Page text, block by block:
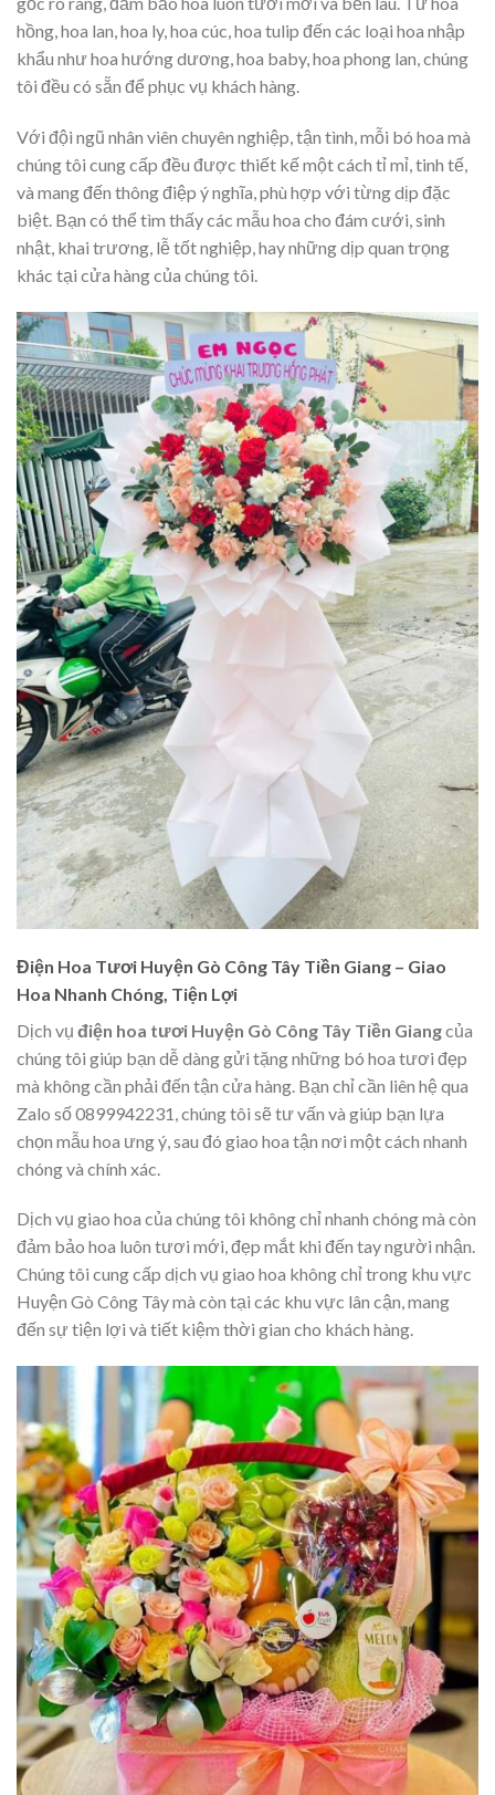
hồng, hoa lan, hoa ly, hoa cúc, hoa tulip đến các loại hoa nhập
khẩu như hoa hướng dương, hoa baby, hoa phong lan, chúng
tôi đều có sẵn để phục vụ khách hàng.
Với đội ngũ nhân viên chuyên nghiệp, tận tình, mỗi bó hoa mà
chúng tôi cung cấp đều được thiết kế một cách tỉ mỉ, tinh tế,
và mang đến thông điệp ý nghĩa, phù hợp với từng dịp đặc
biệt. Bạn có thể tìm thấy các mẫu hoa cho đám cưới, sinh
nhật, khai trương, lễ tốt nghiệp, hay những dịp quan trọng
khác tại cửa hàng của chúng tôi.
Điện Hoa Tươi Huyện Gò Công Tây Tiền Giang – Giao
Hoa Nhanh Chóng, Tiện Lợi
Dịch vụ điện hoa tươi Huyện Gò Công Tây Tiền Giangcủa
chúng tôi giúp bạn dễ dàng gửi tặng những bó hoa tươi đẹp
mà không cần phải đến tận cửa hàng. Bạn chỉ cần liên hệ qua
Zalo số 0899942231, chúng tôi sẽ tư vấn và giúp bạn lựa
chọn mẫu hoa ưng ý, sau đó giao hoa tận nơi một cách nhanh
chóng và chính xác.
Dịch vụ giao hoa của chúng tôi không chỉ nhanh chóng mà còn
đảm bảo hoa luôn tươi mới, đẹp mắt khi đến tay người nhận.
Chúng tôi cung cấp dịch vụ giao hoa không chỉ trong khu vực
Huyện Gò Công Tây mà còn tại các khu vực lân cận, mang
đến sự tiện lợi và tiết kiệm thời gian cho khách hàng.